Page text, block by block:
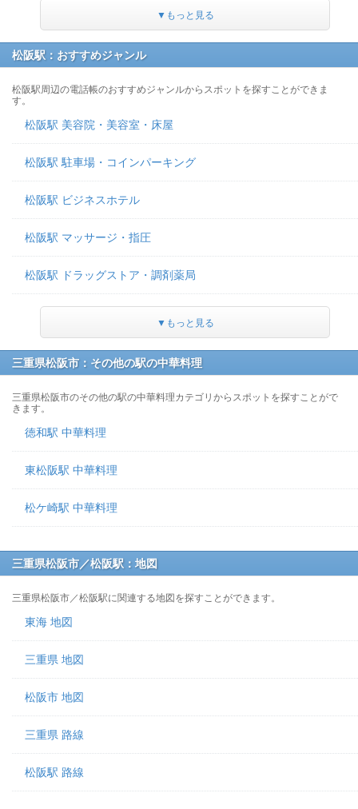
▼もっと見る
松阪駅：おすすめジャンル
松阪駅周辺の電話帳のおすすめジャンルからスポットを探すことができま
す。
松阪駅 美容院・美容室・床屋
松阪駅 駐車場・コインパーキング
松阪駅 ビジネスホテル
松阪駅 マッサージ・指圧
松阪駅 ドラッグストア・調剤薬局
▼もっと見る
三重県松阪市：その他の駅の中華料理
三重県松阪市のその他の駅の中華料理カテゴリからスポットを探すことがで
きます。
徳和駅 中華料理
東松阪駅 中華料理
松ケ崎駅 中華料理
三重県松阪市／松阪駅：地図
三重県松阪市／松阪駅に関連する地図を探すことができます。
東海 地図
三重県 地図
松阪市 地図
三重県 路線
松阪駅 路線